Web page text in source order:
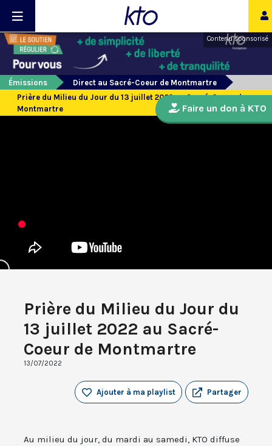
Contenu sponsorisé
Émissions
Direct au Sacré-Coeur de Montmartre
Prière du Milieu du Jour du 13 juillet 2022 au Sacré-Coeur de
Montmartre
Prière du Milieu du Jour du
13 juillet 2022 au Sacré-
Coeur de Montmartre
13/07/2022
Partager
Ajouter à ma playlist
Au milieu du jour, du mardi au samedi, KTO diffuse
Faire un don à KTO